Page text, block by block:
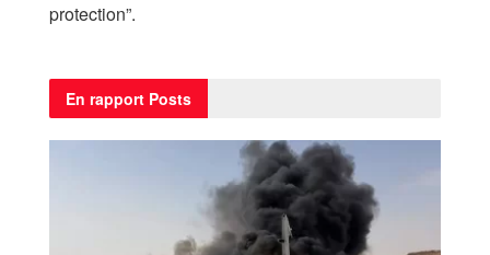
protection”.
En rapport Posts